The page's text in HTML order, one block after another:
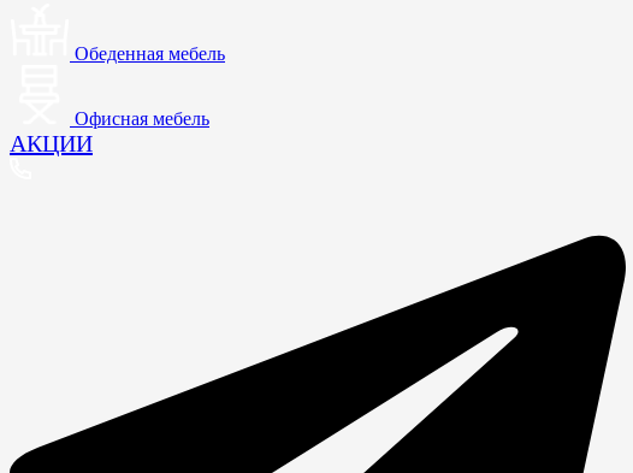
Обеденная мебель
Офисная мебель
АКЦИИ